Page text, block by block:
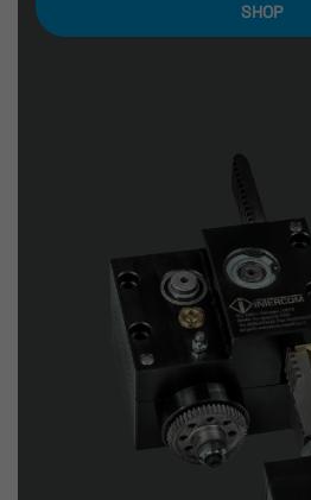
SHOP